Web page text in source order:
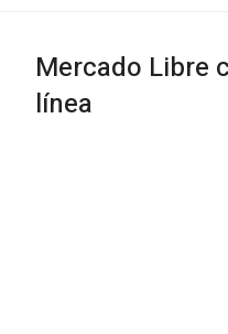
Mercado Libre
línea